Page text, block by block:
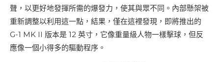
聲，以更好地發揮所需的爆發力，使其與眾不同。內部懸架被
重新調整以利用這一點，結果，僅在這裡發現，即將推出的
G-1 MK II 版本是 12 英寸，它像重量級人物一樣擊球，但反
應像一個小得多的驅動程序。